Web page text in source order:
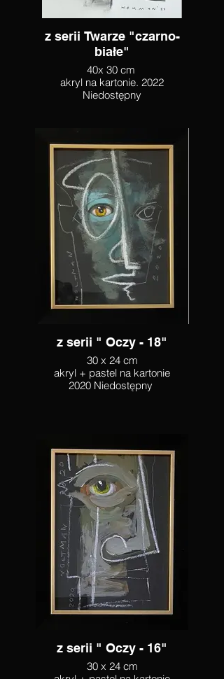
z serii Twarze "czarno-
białe"
40x 30 cm
akryl na kartonie. 2022
Niedostępny
z serii " Oczy - 18"
30 x 24 cm
akryl + pastel na kartonie
2020 Niedostępny
z serii " Oczy - 16"
30 x 24 cm